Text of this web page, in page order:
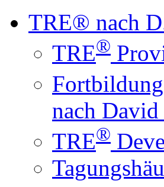
TRE® nach
TRE®
nach
TRE®